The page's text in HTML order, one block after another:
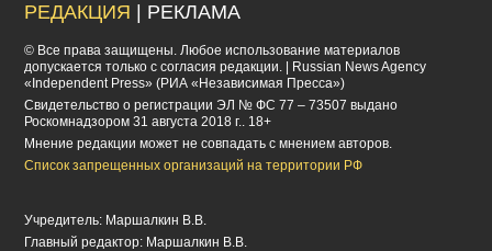
РЕДАКЦИЯ | РЕКЛАМА
© Все права защищены. Любое использование материалов
допускается только с согласия редакции. | Russian News Agency
«Independent Press» (РИА «Независимая Пресса»)
Cвидетельство о регистрации ЭЛ № ФС 77 – 73507 выдано
Роскомнадзором 31 августа 2018 г.. 18+
Мнение редакции может не совпадать с мнением авторов.
Список запрещенных организаций на территории РФ
Учредитель: Маршалкин В.В.
Главный редактор: Маршалкин В.В.